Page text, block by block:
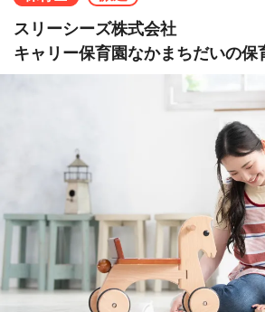
スリーシーズ株式会社
キャリー保育園なかまちだいの保